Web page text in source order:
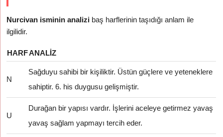
Nurcivan isminin analizi baş harflerinin taşıdığı anlam ile
ilgilidir.
HARFANALIZ
N
Sağduyu sahibi bir kişiliktir. Üstün güçlere ve yeteneklere
sahiptir. 6. his duygusu gelişmiştir.
U
Durağan bir yapısı vardır. İşlerini aceleye getirmez yavaş
yavaş sağlam yapmayı tercih eder.